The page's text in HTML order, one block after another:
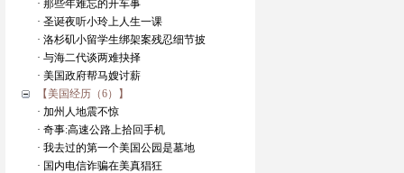
· 那些年难忘的开车事
· 圣诞夜听小玲上人生一课
· 洛杉矶小留学生绑架案残忍细节披
· 与海二代谈两难抉择
· 美国政府帮马嫂讨薪
【美国经历（6）】
· 加州人地震不惊
· 奇事:高速公路上拾回手机
· 我去过的第一个美国公园是墓地
· 国内电信诈骗在美真猖狂